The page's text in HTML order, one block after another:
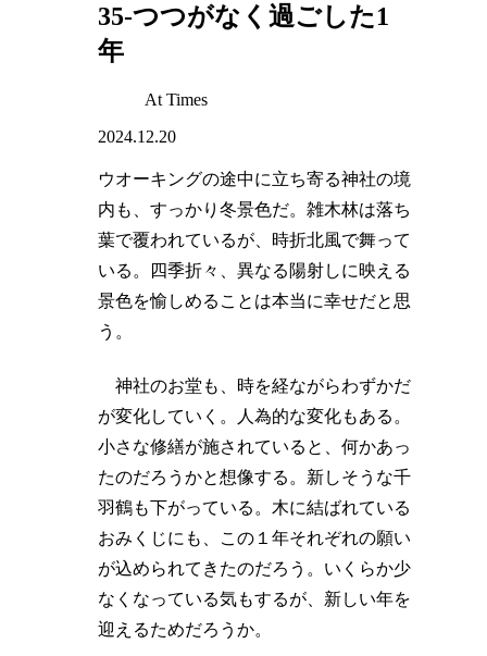
35-つつがなく過ごした1
年
At Times
2024.12.20
ウオーキングの途中に立ち寄る神社の境
内も、すっかり冬景色だ。雑木林は落ち
葉で覆われているが、時折北風で舞って
いる。四季折々、異なる陽射しに映える
景色を愉しめることは本当に幸せだと思
う。
神社のお堂も、時を経ながらわずかだ
が変化していく。人為的な変化もある。
小さな修繕が施されていると、何かあっ
たのだろうかと想像する。新しそうな千
羽鶴も下がっている。木に結ばれている
おみくじにも、この１年それぞれの願い
が込められてきたのだろう。いくらか少
なくなっている気もするが、新しい年を
迎えるためだろうか。